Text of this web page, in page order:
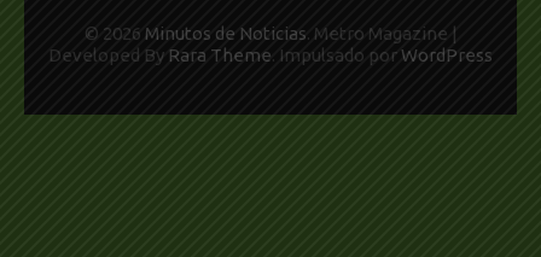
© 2026 Minutos de Noticias. Metro Magazine |
Developed By Rara Theme. Impulsado por WordPress